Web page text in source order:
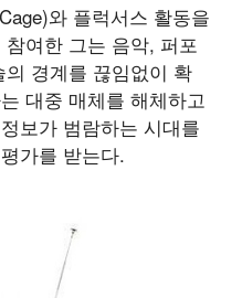
와 플럭서스 활동을
여한 그는 음악, 퍼포
경계를 끊임없이 확
대중 매체를 해체하고
보가 범람하는 시대를
가를 받는다.